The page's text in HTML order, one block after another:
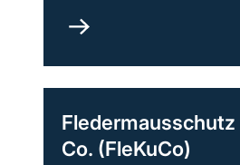
Artenhilfsprogramm
–
Schutz
Metapopulation
und
Fledermausschutz
Co. (FleKuCo)